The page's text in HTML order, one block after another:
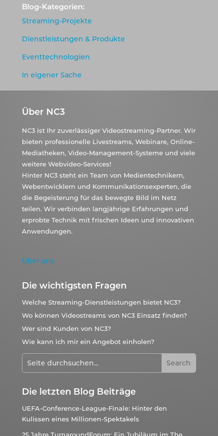
Blog-Kategorien:
Streaming-Projekte
Dienstleistungen & Produkte
Eventtechnologien
In eigener Sache
Über NC3
NC3 ist Ihr zuverlässiger Videostreaming-Partner. Wir
bieten professionelle Livestreams, Webinare, Online-
Mediatheken, Video-Management-Systeme und viele
weitere Webvideo-Services!
Hinter NC3 steht ein Team von Medientechnikern,
Webentwicklern und Kommunikationsexperten, die
die Begeisterung für das bewegte Bild im Netz
teilen. Wir verbinden langjährige Erfahrungen und
erprobte Technik mit frischen Ideen und innovativen
Anwendungen.
Über uns
Die wichtigsten Fragen
Welche Streaming-Dienstleistungen bietet NC3?
Wo können Videostreams von NC3 Einsatz finden?
Wer sind Kunden von NC3?
Wie kann ich mir ein Angebot einholen?
Die letzten Blog Beiträge
UEFA-Conference-League-Finale: Hinter den
Kulissen eines Millionen-Spektakels